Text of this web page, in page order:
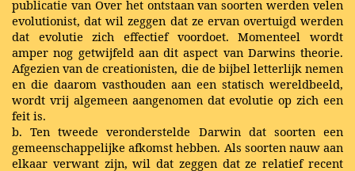
publicatie van Over het ontstaan van soorten werden velen
evolutionist, dat wil zeggen dat ze ervan overtuigd werden
dat evolutie zich effectief voordoet. Momenteel wordt
amper nog getwijfeld aan dit aspect van Darwins theorie.
Afgezien van de creationisten, die de bijbel letterlijk nemen
en die daarom vasthouden aan een statisch wereldbeeld,
wordt vrij algemeen aangenomen dat evolutie op zich een
feit is.
b. Ten tweede veronderstelde Darwin dat soorten een
gemeenschappelijke afkomst hebben. Als soorten nauw aan
elkaar verwant zijn, wil dat zeggen dat ze relatief recent